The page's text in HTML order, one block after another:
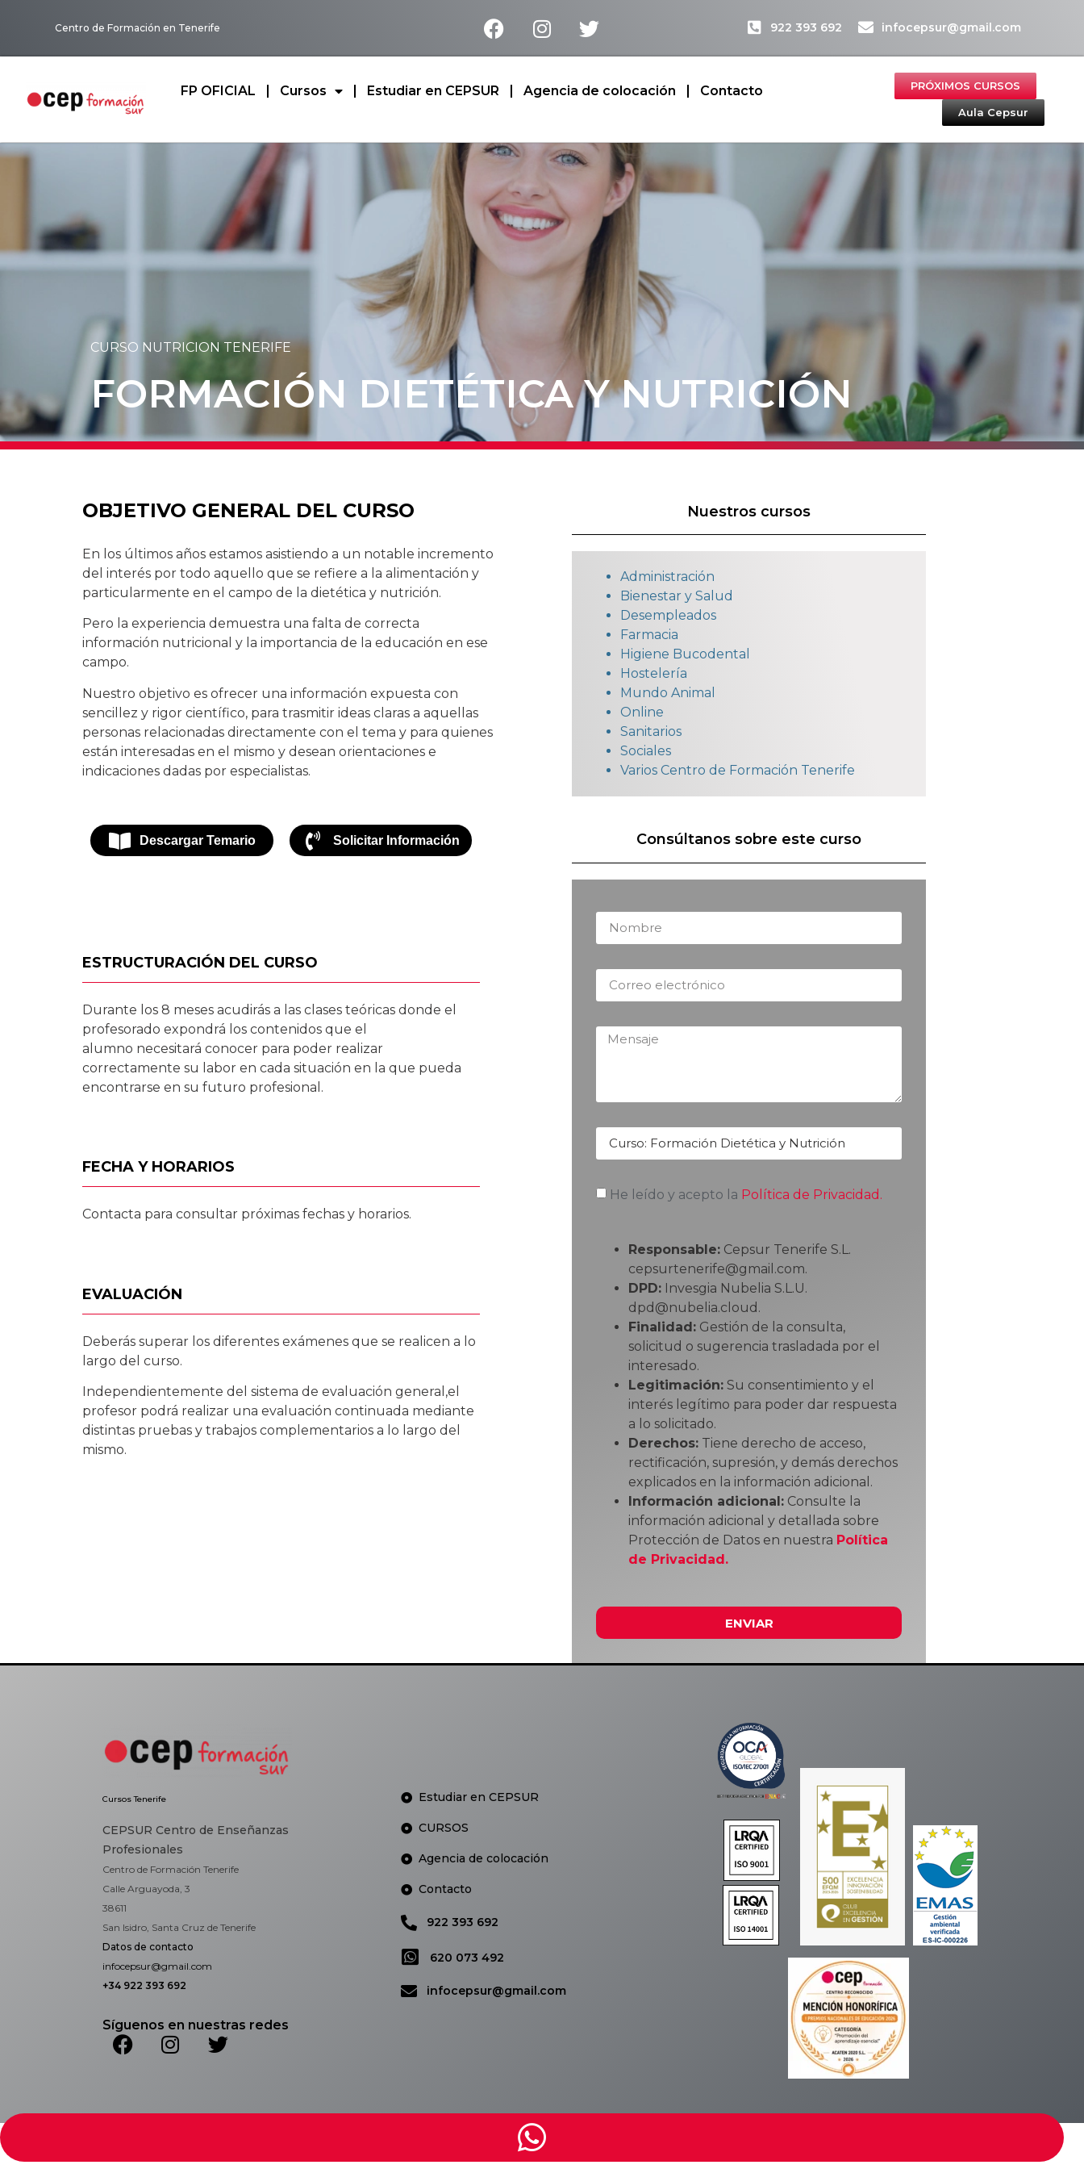
Centro de Formación en Tenerife 922 393 692 infocepsur@gmail.com
FP OFICIAL Cursos Estudiar en CEPSUR Agencia de colocación Contacto PRÓXIMOS CURSOS
Aula Cepsur
CURSO NUTRICION TENERIFE
FORMACIÓN DIETÉTICA Y NUTRICIÓN
OBJETIVO GENERAL DEL CURSO
En los últimos años estamos asistiendo a un notable incremento
del interés por todo aquello que se refiere a la alimentación y
particularmente en el campo de la dietética y nutrición.
Pero la experiencia demuestra una falta de correcta
información nutricional y la importancia de la educación en ese
campo.
Nuestro objetivo es ofrecer una información expuesta con
sencillez y rigor científico, para trasmitir ideas claras a aquellas
personas relacionadas directamente con el tema y para quienes
están interesadas en el mismo y desean orientaciones e
indicaciones dadas por especialistas.
Descargar Temario Solicitar Información
ESTRUCTURACIÓN DEL CURSO
Durante los 8 meses acudirás a las clases teóricas donde el
profesorado expondrá los contenidos que el
alumno necesitará conocer para poder realizar
correctamente su labor en cada situación en la que pueda
encontrarse en su futuro profesional.
FECHA Y HORARIOS
Contacta para consultar próximas fechas y horarios.
EVALUACIÓN
Deberás superar los diferentes exámenes que se realicen a lo
largo del curso.
Independientemente del sistema de evaluación general,el
profesor podrá realizar una evaluación continuada mediante
distintas pruebas y trabajos complementarios a lo largo del
mismo.
Nuestros cursos
Administración
Bienestar y Salud
Desempleados
Farmacia
Higiene Bucodental
Hostelería
Mundo Animal
Online
Sanitarios
Sociales
Varios Centro de Formación Tenerife
Consúltanos sobre este curso
He leído y acepto la Política de Privacidad.
Responsable: Cepsur Tenerife S.L.
cepsurtenerife@gmail.com.
DPD: Invesgia Nubelia S.L.U.
dpd@nubelia.cloud.
Finalidad: Gestión de la consulta,
solicitud o sugerencia trasladada por el
interesado.
Legitimación: Su consentimiento y el
interés legítimo para poder dar respuesta
a lo solicitado.
Derechos: Tiene derecho de acceso,
rectificación, supresión, y demás derechos
explicados en la información adicional.
Información adicional: Consulte la
información adicional y detallada sobre
Protección de Datos en nuestra Política
de Privacidad.
ENVIAR
Cursos Tenerife
CEPSUR Centro de Enseñanzas
Profesionales
Centro de Formación Tenerife
Calle Arguayoda, 3
38611
San Isidro, Santa Cruz de Tenerife
Datos de contacto
infocepsur@gmail.com
+34 922 393 692
Síguenos en nuestras redes
Estudiar en CEPSUR
CURSOS
Agencia de colocación
Contacto
922 393 692
620 073 492
infocepsur@gmail.com